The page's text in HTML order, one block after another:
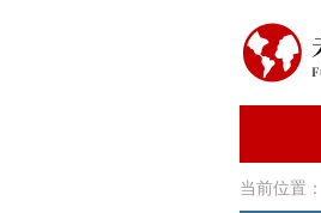
当前位置：